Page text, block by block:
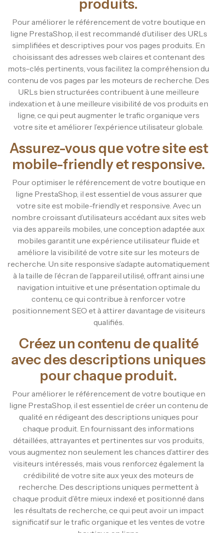
produits.
Pour améliorer le référencement de votre boutique en
ligne PrestaShop, il est recommandé d’utiliser des URLs
simplifiées et descriptives pour vos pages produits. En
choisissant des adresses web claires et contenant des
mots-clés pertinents, vous facilitez la compréhension du
contenu de vos pages par les moteurs de recherche. Des
URLs bien structurées contribuent à une meilleure
indexation et à une meilleure visibilité de vos produits en
ligne, ce qui peut augmenter le trafic organique vers
votre site et améliorer l’expérience utilisateur globale.
Assurez-vous que votre site est
mobile-friendly et responsive.
Pour optimiser le référencement de votre boutique en
ligne PrestaShop, il est essentiel de vous assurer que
votre site est mobile-friendly et responsive. Avec un
nombre croissant d’utilisateurs accédant aux sites web
via des appareils mobiles, une conception adaptée aux
mobiles garantit une expérience utilisateur fluide et
améliore la visibilité de votre site sur les moteurs de
recherche. Un site responsive s’adapte automatiquement
à la taille de l’écran de l’appareil utilisé, offrant ainsi une
navigation intuitive et une présentation optimale du
contenu, ce qui contribue à renforcer votre
positionnement SEO et à attirer davantage de visiteurs
qualifiés.
Créez un contenu de qualité
avec des descriptions uniques
pour chaque produit.
Pour améliorer le référencement de votre boutique en
ligne PrestaShop, il est essentiel de créer un contenu de
qualité en rédigeant des descriptions uniques pour
chaque produit. En fournissant des informations
détaillées, attrayantes et pertinentes sur vos produits,
vous augmentez non seulement les chances d’attirer des
visiteurs intéressés, mais vous renforcez également la
crédibilité de votre site aux yeux des moteurs de
recherche. Des descriptions uniques permettent à
chaque produit d’être mieux indexé et positionné dans
les résultats de recherche, ce qui peut avoir un impact
significatif sur le trafic organique et les ventes de votre